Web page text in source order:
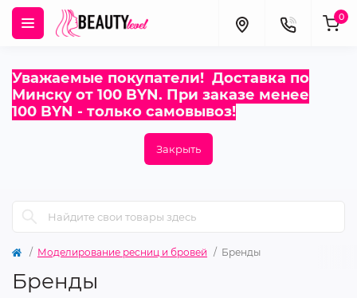
Уважаемые покупатели! Доставка по
Минску от 100 BYN. При заказе менее
100 BYN - только самовывоз!
Закрыть
0
Моделирование ресниц и бровей Бренды
Бренды